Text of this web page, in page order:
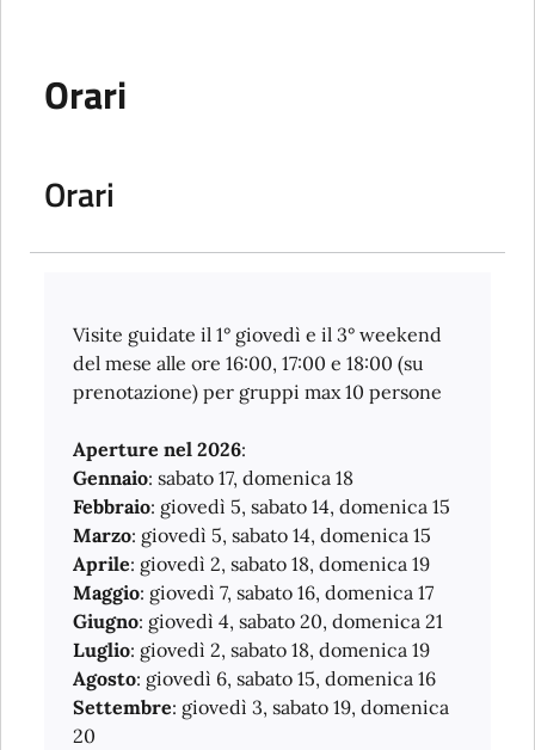
Orari
Orari
Visite guidate il 1° giovedì e il 3° weekend
del mese alle ore 16:00, 17:00 e 18:00 (su
prenotazione) per gruppi max 10 persone
Aperture nel 2026:
Gennaio: sabato 17, domenica 18
Febbraio: giovedì 5, sabato 14, domenica 15
Marzo: giovedì 5, sabato 14, domenica 15
Aprile: giovedì 2, sabato 18, domenica 19
Maggio: giovedì 7, sabato 16, domenica 17
Giugno: giovedì 4, sabato 20, domenica 21
Luglio: giovedì 2, sabato 18, domenica 19
Agosto: giovedì 6, sabato 15, domenica 16
Settembre: giovedì 3, sabato 19, domenica
20